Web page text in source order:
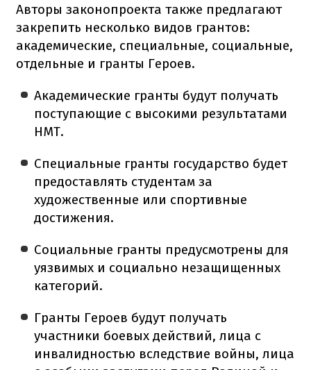
Авторы законопроекта также предлагают
закрепить несколько видов грантов:
академические, специальные, социальные,
отдельные и гранты Героев.
Академические гранты будут получать
поступающие с высокими результатами
НМТ.
Специальные гранты государство будет
предоставлять студентам за
художественные или спортивные
достижения.
Социальные гранты предусмотрены для
уязвимых и социально незащищенных
категорий.
Гранты Героев будут получать
участники боевых действий, лица с
инвалидностью вследствие войны, лица